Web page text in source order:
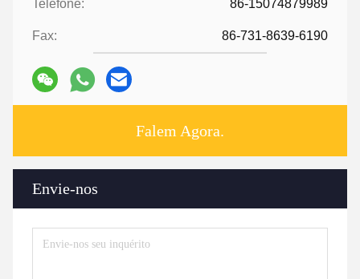
Telefone: 86-15074879989
Fax: 86-731-8639-6190
Falem Agora.
Envie-nos